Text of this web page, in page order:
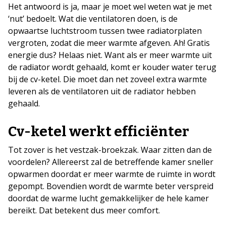
Het antwoord is ja, maar je moet wel weten wat je met
‘nut’ bedoelt. Wat die ventilatoren doen, is de
opwaartse luchtstroom tussen twee radiatorplaten
vergroten, zodat die meer warmte afgeven. Ah! Gratis
energie dus? Helaas niet. Want als er meer warmte uit
de radiator wordt gehaald, komt er kouder water terug
bij de cv-ketel. Die moet dan net zoveel extra warmte
leveren als de ventilatoren uit de radiator hebben
gehaald.
Cv-ketel werkt efficiënter
Tot zover is het vestzak-broekzak. Waar zitten dan de
voordelen? Allereerst zal de betreffende kamer sneller
opwarmen doordat er meer warmte de ruimte in wordt
gepompt. Bovendien wordt de warmte beter verspreid
doordat de warme lucht gemakkelijker de hele kamer
bereikt. Dat betekent dus meer comfort.